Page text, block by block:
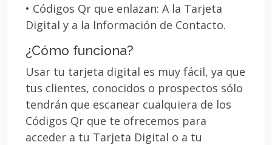
• Códigos Qr que enlazan: A la Tarjeta
Digital y a la Información de Contacto.
¿Cómo funciona?
Usar tu tarjeta digital es muy fácil, ya que
tus clientes, conocidos o prospectos sólo
tendrán que escanear cualquiera de los
Códigos Qr que te ofrecemos para
acceder a tu Tarjeta Digital o a tu